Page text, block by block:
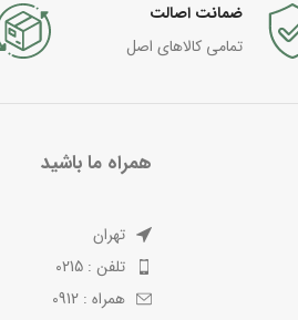
ضمانت اصالت
تمامی کالاهای اصل
همراه ما باشید
تهران
تلفن : 0215
همراه : 0912